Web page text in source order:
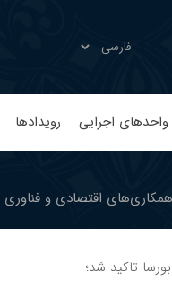
واحدهای اجرایی رویدادها
اقتصادی و
تاکید شد؛